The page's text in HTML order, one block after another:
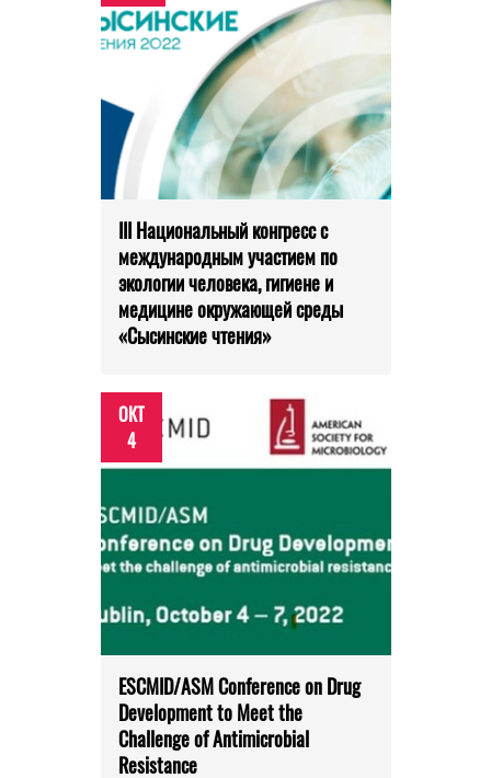
III Национальный конгресс с
международным участием по
экологии человека, гигиене и
медицине окружающей среды
«Сысинские чтения»
ОКТ
4
ESCMID/ASM Conference on Drug
Development to Meet the
Challenge of Antimicrobial
Resistance